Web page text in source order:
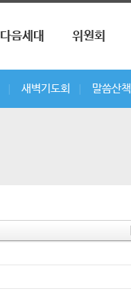
다음세대 위원회
| 새벽기도회 | 말씀산책